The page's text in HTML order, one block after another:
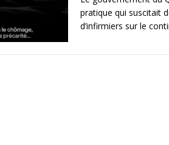
pratique qui suscitait
d’infirmiers sur le